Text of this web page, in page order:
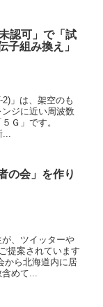
認可」で「試
子組み換え」
2)」は、架空のも
ジに近い周波数
Ｇ」です。
...
の会」を作り
が、ツイッターや
提案されています
から北海道内に居
めて...